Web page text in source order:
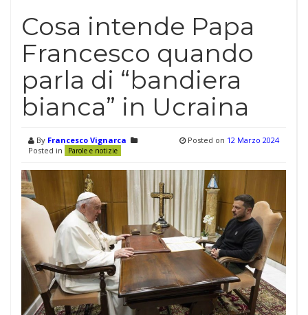
Cosa intende Papa
Francesco quando
parla di “bandiera
bianca” in Ucraina
By Francesco Vignarca
Posted in
Parole e notizie
Posted on 12 Marzo 2024